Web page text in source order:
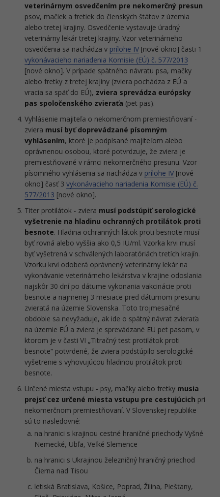
veterinárnym osvedčením pre nekomerčný presun
psov, mačiek a fretiek do členských štátov z územia
alebo tretej krajiny. Osvedčenie vystavuje úradný
veterinárny lekár tretej krajiny. Vzor veterinárneho
osvedčenia sa nachádza v prílohe IV [nové okno] časti 1
vykonávacieho nariadenia Komisie (EÚ) č. 577/2013
[nové okno]. V prípade spätného návratu psa, mačky
alebo fretky z tretej krajiny (zviera pochádza z EÚ a
vracia sa späť do EÚ), zviera sprevádza európsky
pas spoločenského zvieraťa (pet pas).
Vyhlásenie majiteľa o nekomerčnom premiestňovaní -
zviera musí byť doprevádzané písomným
vyhlásením, ktoré je podpísané majiteľom alebo
oprávnenou osobou, ktoré potvrdzuje, že zviera je
premiestňované v rámci nekomerčného presunu. Vzor
písomného vyhlásenia sa nachádza v prílohe IV [nové
okno] časť 3 vykonávacieho nariadenia Komisie (EÚ) č.
577/2013 [nové okno].
Titer protilátok - zviera musí podstúpiť serologické
vyšetrenie na hladinu ochranných protilátok proti
besnote. Hladina ochranných látok proti besnote musí
byť rovná alebo vyššia ako 0,5 IU/ml. Vzorka krvi musí
byť vyšetrená v schválených laboratóriách tretích krajín.
Vzorku krvi odoberá oprávnený veterinárny lekár na
vykonávanie veterinárneho lekárstva v krajine odoslania
najskôr 30 dní po dátume vykonania vakcinácie proti
besnote a najmenej 3 mesiace pred dátumom presunu
zvieratá na územie Slovenska. Toto trojmesačné
obdobie sa nevyžaduje, ak ide o spätný návrat zvieraťa
na územie EÚ a zviera je sprevádzané EU pet pasom, v
ktorom je v časti VI „Titračný test protilátok proti
besnote“ potvrdené, že zviera podstúpilo serologické
vyšetrenie s vyhovujúcou hladinou protilátok proti
besnote.
Určené miesta vstupu - psy, mačky alebo fretky musia
prejsť cez určené miesta vstupu pre cestujúcich pri
nekomerčnom premiestňovaní. V Slovenskej republike
sú to nasledovné:
na hranici s krajinou cestné hraničné priechody Vyšné
Nemecké, Ubľa, Veľké Slemence
na hranici s Ukrajinou železničný hraničný priechod
Čierna nad Tisou
letiská Bratislava, Košice, Poprad, Žilina, Piešťany,